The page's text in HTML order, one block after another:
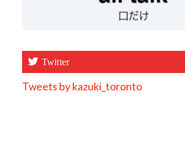
Twitter
Tweets by kazuki_toronto